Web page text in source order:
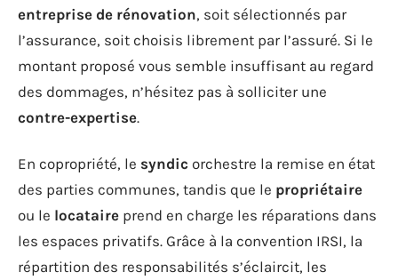
entreprise de rénovation, soit sélectionnés par
l’assurance, soit choisis librement par l’assuré. Si le
montant proposé vous semble insuffisant au regard
des dommages, n’hésitez pas à solliciter une
contre-expertise.
En copropriété, le syndic orchestre la remise en état
des parties communes, tandis que le propriétaire
ou le locataire prend en charge les réparations dans
les espaces privatifs. Grâce à la convention IRSI, la
répartition des responsabilités s’éclaircit, les